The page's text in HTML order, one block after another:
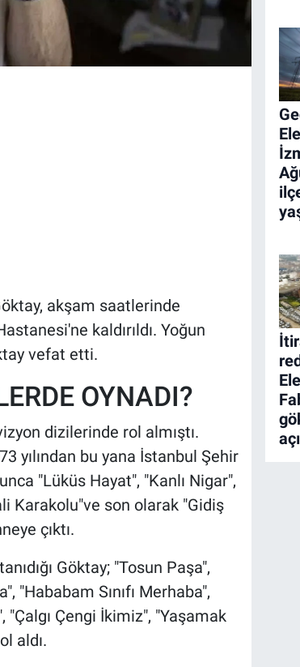
akşam saatlerinde
kaldırıldı. Yoğun
vefat etti.
OYNADI?
dizilerinde rol almıştı.
yılından bu yana İstanbul Şehir
"Lüküs Hayat", "Kanlı Nigar",
Karakolu"ve son olarak "Gidiş
çıktı.
Göktay; "Tosun Paşa",
"Hababam Sınıfı Merhaba",
"Çalgı Çengi İkimiz", "Yaşamak
aldı.